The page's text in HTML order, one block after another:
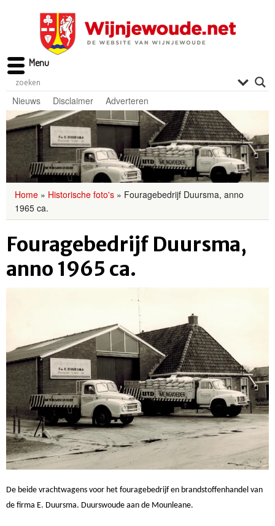
Nieuws Disclaimer Adverteren
Home » Historische foto's » Fouragebedrijf Duursma, anno
1965 ca.
Fouragebedrijf Duursma,
anno 1965 ca.
De beide vrachtwagens voor het fouragebedrijf en brandstoffenhandel van
de firma E. Duursma. Duurswoude aan de Mounleane.
Menu